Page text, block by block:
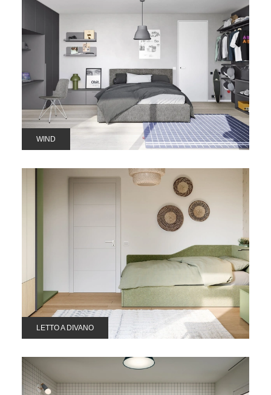
WIND
LETTO A DIVANO